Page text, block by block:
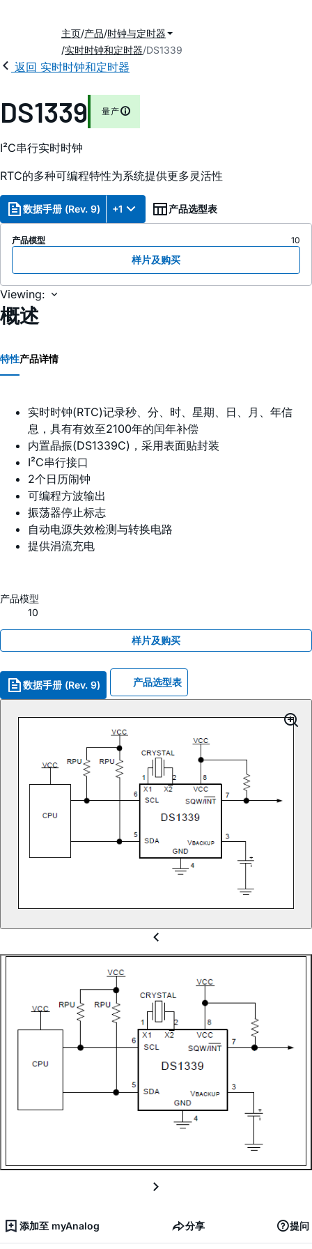
主页 产品 时钟与定时器
实时时钟和定时器 DS1339
返回 实时时钟和定时器
DS1339 量产
I²C串行实时时钟
RTC的多种可编程特性为系统提供更多灵活性
数据手册 (Rev. 9) +1 产品选型表
产品模型 10
样片及购买
Viewing:
概述
特性产品详情
实时时钟(RTC)记录秒、分、时、星期、日、月、年信
息，具有有效至2100年的闰年补偿
内置晶振(DS1339C)，采用表面贴封装
I²C串行接口
2个日历闹钟
可编程方波输出
振荡器停止标志
自动电源失效检测与转换电路
提供涓流充电
产品模型
10
样片及购买
数据手册 (Rev. 9) 产品选型表
添加至 myAnalog 分享 提问